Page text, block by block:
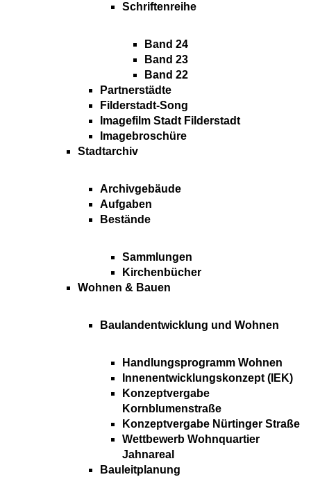
Schriftenreihe
Band 24
Band 23
Band 22
Partnerstädte
Filderstadt-Song
Imagefilm Stadt Filderstadt
Imagebroschüre
Stadtarchiv
Archivgebäude
Aufgaben
Bestände
Sammlungen
Kirchenbücher
Wohnen & Bauen
Baulandentwicklung und Wohnen
Handlungsprogramm Wohnen
Innenentwicklungskonzept (IEK)
Konzeptvergabe
Kornblumenstraße
Konzeptvergabe Nürtinger Straße
Wettbewerb Wohnquartier
Jahnareal
Bauleitplanung